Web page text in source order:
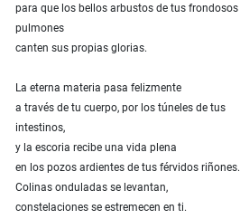
para que los bellos arbustos de tus frondosos
pulmones
canten sus propias glorias.
La eterna materia pasa felizmente
a través de tu cuerpo, por los túneles de tus
intestinos,
y la escoria recibe una vida plena
en los pozos ardientes de tus férvidos riñones.
Colinas onduladas se levantan,
constelaciones se estremecen en ti.